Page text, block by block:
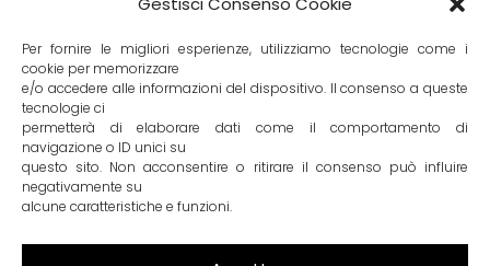
Per fornire le migliori esperienze, utilizziamo tecnologie come i
cookie per memorizzare
e/o accedere alle informazioni del dispositivo. Il consenso a queste
tecnologie ci
permetterà di elaborare dati come il comportamento di
navigazione o ID unici su
questo sito. Non acconsentire o ritirare il consenso può influire
negativamente su
alcune caratteristiche e funzioni.
7 Febbraio 2024
Rovereto: molto più di un